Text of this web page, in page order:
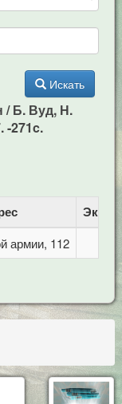
Искать
/ Б. Вуд, Н.
-271c.
армии, 112